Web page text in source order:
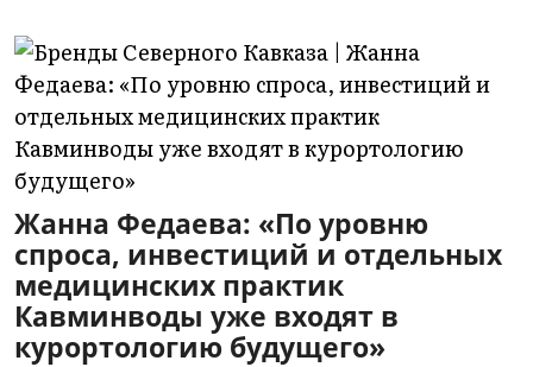
Жанна Федаева: «По уровню
спроса, инвестиций и отдельных
медицинских практик
Кавминводы уже входят в
курортологию будущего»